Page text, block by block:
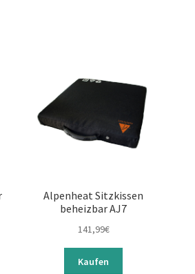
Alpenheat Sitzkissen
beheizbar AJ7
141,99€
Kaufen